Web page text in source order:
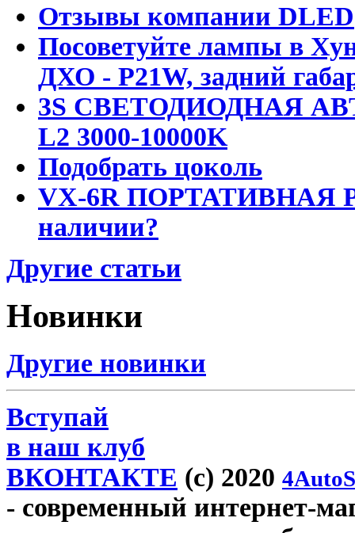
Отзывы компании DLED
Посоветуйте лампы в
ДХО - P21W, задний
3S СВЕТОДИОДНАЯ
L2 3000-10000K
Подобрать цоколь
VX-6R ПОРТАТИВНАЯ
наличии?
Другие статьи
Новинки
Другие новинки
Вступай
в наш клуб
ВКОНТАКТЕ (c) 2020
- современный интернет-